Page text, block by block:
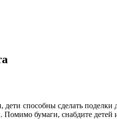
способны сделать
Помимо бумаги, снабдите